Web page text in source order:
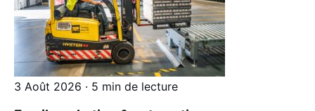
3 Août 2026 · 5 min de lecture